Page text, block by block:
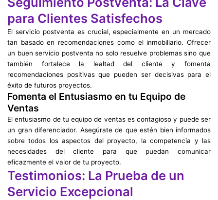
para Clientes Satisfechos
El servicio postventa es crucial, especialmente en un mercado
tan basado en recomendaciones como el inmobiliario. Ofrecer
un buen servicio postventa no solo resuelve problemas sino que
también fortalece la lealtad del cliente y fomenta
recomendaciones positivas que pueden ser decisivas para el
éxito de futuros proyectos.
Fomenta el Entusiasmo en tu Equipo de
Ventas
El entusiasmo de tu equipo de ventas es contagioso y puede ser
un gran diferenciador. Asegúrate de que estén bien informados
sobre todos los aspectos del proyecto, la competencia y las
necesidades del cliente para que puedan comunicar
eficazmente el valor de tu proyecto.
Testimonios: La Prueba de un
Servicio Excepcional